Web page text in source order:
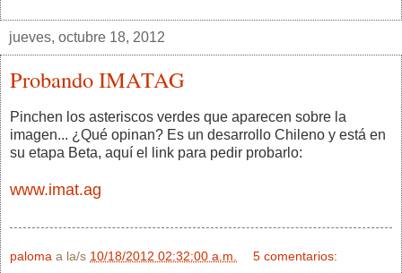
jueves, octubre 18, 2012
Probando IMATAG
Pinchen los asteriscos verdes que aparecen sobre la
imagen... ¿Qué opinan? Es un desarrollo Chileno y está en
su etapa Beta, aquí el link para pedir probarlo:
www.imat.ag
paloma a la/s 10/18/2012 02:32:00 a.m. 5 comentarios: